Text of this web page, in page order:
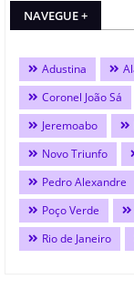
NAVEGUE +
Adustina
Coronel João Sá
Jeremoabo
Novo Triunfo
Pedro Alexandre
Poço Verde
Rio de Janeiro